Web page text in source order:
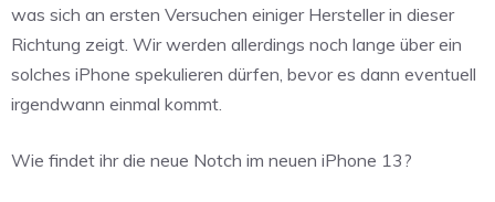
was sich an ersten Versuchen einiger Hersteller in dieser
Richtung zeigt. Wir werden allerdings noch lange über ein
solches iPhone spekulieren dürfen, bevor es dann eventuell
irgendwann einmal kommt.
Wie findet ihr die neue Notch im neuen iPhone 13?